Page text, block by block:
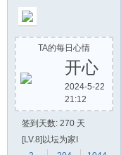
TA的每日心情
开心
2024-5-22
21:12
签到天数: 270 天
[LV.8]以坛为家I